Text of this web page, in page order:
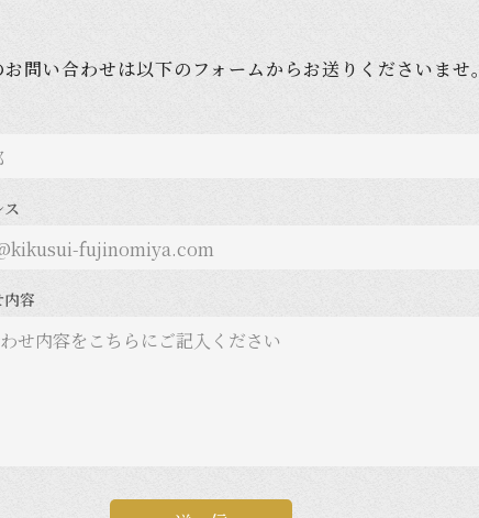
問い合わせは以下のフォームからお送りくださいませ。
容